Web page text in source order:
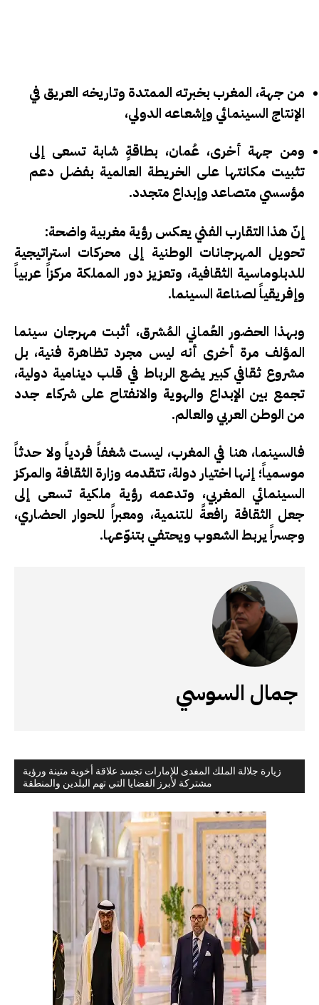
زيارة جلالة الملك المفدى للإمارات تجسد علاقة أخوية متينة ورؤية
مشتركة لأبرز القضايا التي تهم البلدين والمنطقة
من جهة، المغرب بخبرته الممتدة وتاريخه العريق في
الإنتاج السينمائي وإشعاعه الدولي،
ومن جهة أخرى، عُمان، بطاقةٍ شابة تسعى إلى
تثبيت مكانتها على الخريطة العالمية بفضل دعم
مؤسسي متصاعد وإبداع متجدد.
إنّ هذا التقارب الفني يعكس رؤية مغربية واضحة:
تحويل المهرجانات الوطنية إلى محركات استراتيجية
للدبلوماسية الثقافية، وتعزيز دور المملكة مركزاً عربياً
وإفريقياً لصناعة السينما.
وبهذا الحضور العُماني المُشرق، أثبت مهرجان سينما
المؤلف مرة أخرى أنه ليس مجرد تظاهرة فنية، بل
مشروع ثقافي كبير يضع الرباط في قلب دينامية دولية،
تجمع بين الإبداع والهوية والانفتاح على شركاء جدد
من الوطن العربي والعالم.
فالسينما، هنا في المغرب، ليست شغفاً فردياً ولا حدثاً
موسمياً؛ إنها اختيار دولة، تتقدمه وزارة الثقافة والمركز
السينمائي المغربي، وتدعمه رؤية ملكية تسعى إلى
جعل الثقافة رافعةً للتنمية، ومعبراً للحوار الحضاري،
وجسراً يربط الشعوب ويحتفي بتنوّعها.
جمال السوسي